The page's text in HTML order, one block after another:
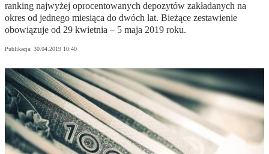
ranking najwyżej oprocentowanych depozytów zakładanych na
okres od jednego miesiąca do dwóch lat. Bieżące zestawienie
obowiązuje od 29 kwietnia – 5 maja 2019 roku.
Publikacja: 30.04.2019 10:40